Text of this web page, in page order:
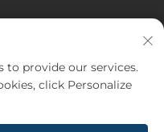
to provide our services.
click Personalize